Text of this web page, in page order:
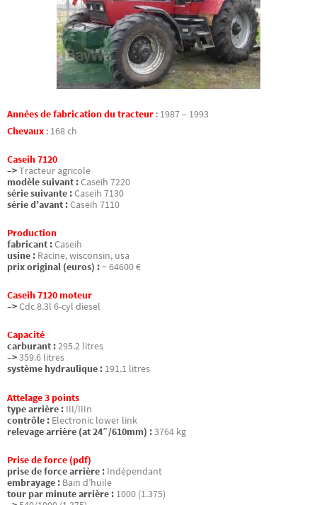
Années de fabrication du tracteur : 1987 – 1993
Chevaux : 168 ch
Caseih 7120
–>Tracteur agricole
modèle suivant :Caseih 7220
série suivante :Caseih 7130
série d’avant :Caseih 7110
Production
fabricant :Caseih
usine : Racine, wisconsin, usa
prix original (euros) : ~ 64600 €
Caseih 7120 moteur
–>Cdc 8.3l 6-cyl diesel
Capacité
carburant :295.2 litres
–>359.6 litres
système hydraulique : 191.1 litres
Attelage 3 points
type arrière : III/IIIn
contrôle : Electronic lower link
relevage arrière (at 24″/610mm) :3764 kg
Prise de force (pdf)
prise de force arrière : Indépendant
embrayage : Bain d’huile
tour par minute arrière : 1000 (1.375)